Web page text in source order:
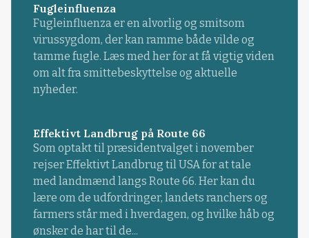
Fugleinfluenza
Fugleinfluenza er en alvorlig og smitsom
virussygdom, der kan ramme både vilde og
tamme fugle. Læs med her for at få vigtig viden
om alt fra smittebeskyttelse og aktuelle
nyheder.
Effektivt Landbrug på Route 66
Som optakt til præsidentvalget i november
rejser Effektivt Landbrug til USA for at tale
med landmænd langs Route 66. Her kan du
lære om de udfordringer, landets ranchers og
farmers står med i hverdagen, og hvilke håb og
ønsker de har til de...